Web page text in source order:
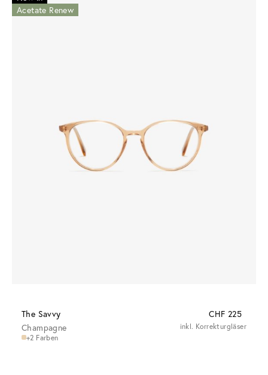
Acetate Renew
The Savvy
CHF 225
Champagne
+2 Farben
inkl. Korrekturgläser